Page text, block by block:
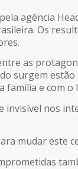
agência
Os
as
surgem
família e com o
nos
mudar este